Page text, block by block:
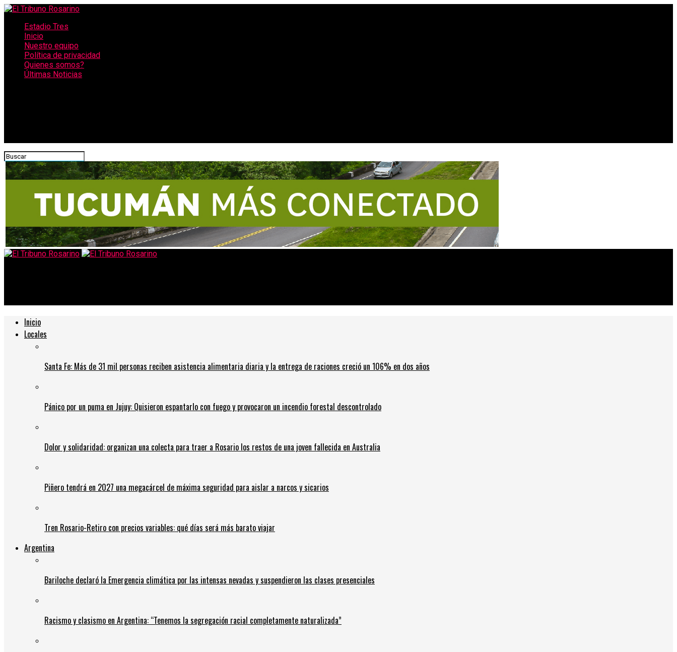
Estadio Tres
Inicio
Nuestro equipo
Política de privacidad
Quienes somos?
Últimas Noticias
Inicio
Locales
Santa Fe: Más de 31 mil personas reciben asistencia alimentaria diaria y la entrega de raciones creció un 106% en dos años
Pánico por un puma en Jujuy: Quisieron espantarlo con fuego y provocaron un incendio forestal descontrolado
Dolor y solidaridad: organizan una colecta para traer a Rosario los restos de una joven fallecida en Australia
Piñero tendrá en 2027 una megacárcel de máxima seguridad para aislar a narcos y sicarios
Tren Rosario-Retiro con precios variables: qué días será más barato viajar
Argentina
Bariloche declaró la Emergencia climática por las intensas nevadas y suspendieron las clases presenciales
Racismo y clasismo en Argentina: “Tenemos la segregación racial completamente naturalizada”